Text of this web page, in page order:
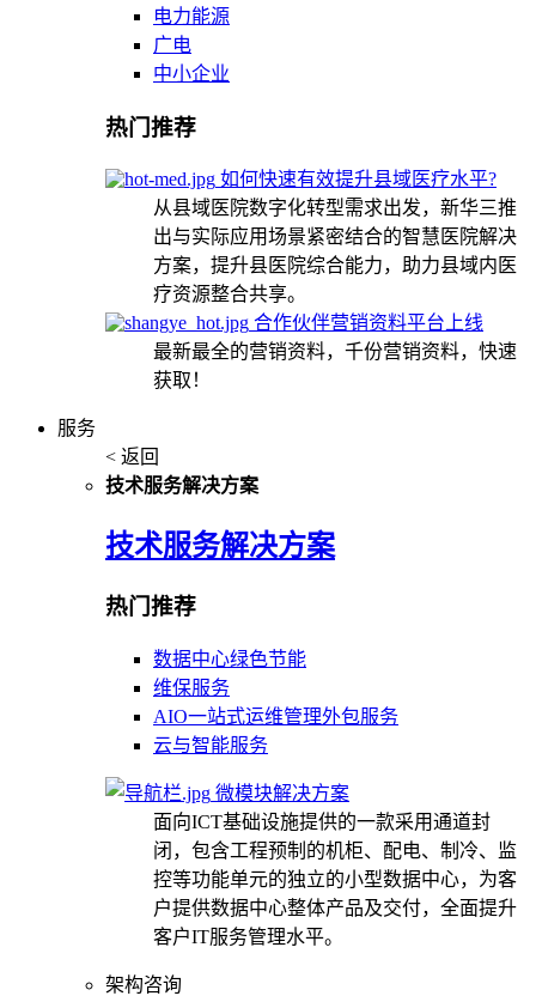
电力能源
广电
中小企业
热门推荐
如何快速有效提升县域医疗水平?
从县域医院数字化转型需求出发，新华三推
出与实际应用场景紧密结合的智慧医院解决
方案，提升县医院综合能力，助力县域内医
疗资源整合共享。
合作伙伴营销资料平台上线
最新最全的营销资料，千份营销资料，快速
获取！
服务
< 返回
技术服务解决方案
技术服务解决方案
热门推荐
数据中心绿色节能
维保服务
AIO一站式运维管理外包服务
云与智能服务
微模块解决方案
面向ICT基础设施提供的一款采用通道封
闭，包含工程预制的机柜、配电、制冷、监
控等功能单元的独立的小型数据中心，为客
户提供数据中心整体产品及交付，全面提升
客户IT服务管理水平。
架构咨询